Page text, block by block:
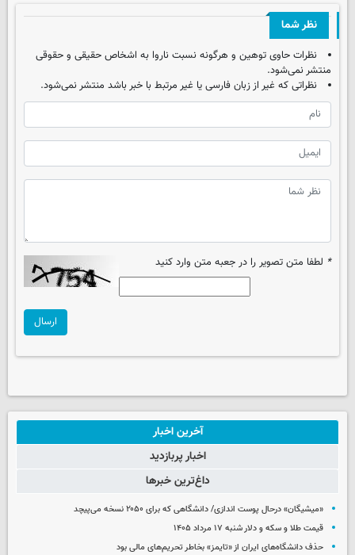
نظر شما
نظرات حاوی توهین و هرگونه نسبت ناروا به اشخاص حقیقی و حقوقی
منتشر نمی‌شود.
نظراتی که غیر از زبان فارسی یا غیر مرتبط با خبر باشد منتشر نمی‌شود.
* لطفا متن تصویر را در جعبه متن وارد کنید
ارسال
آخرین اخبار
اخبار پربازدید
داغ‌ترین خبرها
«میشیگان» درحال پوست اندازی/ دانشگاهی که برای ۲۰۵۰ نسخه می‌پیچد
قیمت طلا و سکه و دلار شنبه ۱۷ مرداد ۱۴۰۵
حذف دانشگاه‌های ایران از «تایمز» بخاطر تحریم‌های مالی بود